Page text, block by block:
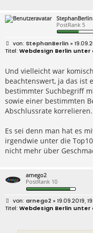
StephanBerlin
PostRank 5
B
e
r
a
g
StephanBerlin »
Webdesign Berlin unter
Und vielleicht war
beachtenswert, ja das ist
bestimmter Suchbegriff
sowie einer bestimmten
Abschlussrate korrelieren.
Es sei denn man hat es
irgendwie unter die
nicht mehr über
arnego2
PostRank 10
B
e
arnego2 » 19.09.2019,
Webdesign Berlin unter